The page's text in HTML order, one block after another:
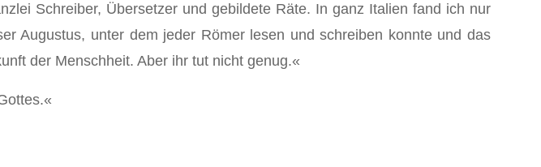
Schreiber, Über­setzer und gebildete Räte. In ganz Italien fand ich nur
Augustus, unter dem jeder Römer lesen und schreiben konnte und das
der Menschheit. Aber ihr tut nicht ge­nug.«